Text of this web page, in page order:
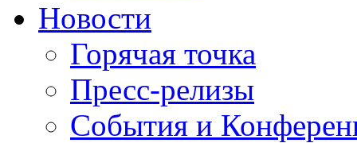
Новости
Горячая точка
Пресс-релизы
События и